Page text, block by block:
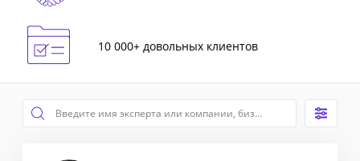
10 000+ довольных клиентов